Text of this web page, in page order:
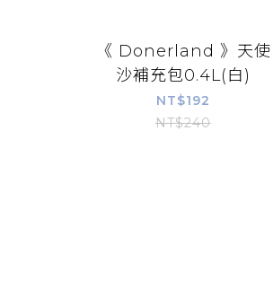
《 Donerland 》天使
沙補充包0.4L(白)
NT$192
NT$240